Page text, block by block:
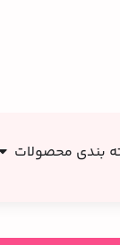
بندی محصولات